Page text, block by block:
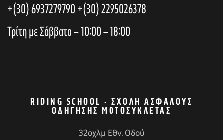
+(30) 6937279790+(30) 2295026378
Τρίτη με Σάββατο – 10:00 – 18:00
RIDING SCHOOL - ΣΧΟΛΉ ΑΣΦΑΛΟΎΣ
ΟΔΉΓΗΣΗΣ ΜΟΤΟΣΥΚΛΈΤΑΣ
32οχλμ Εθν. Οδού